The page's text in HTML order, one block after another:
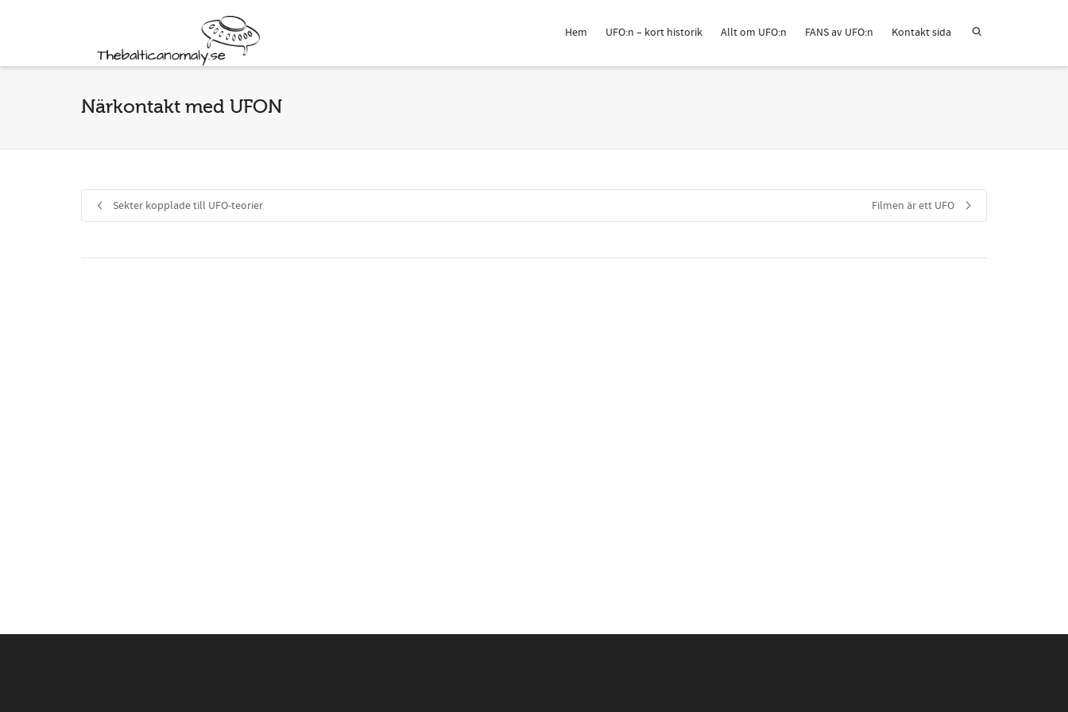
Hem UFO:n – kort historik Allt om UFO:n FANS av UFO:n Kontakt sida
Närkontakt med UFON
Sekter kopplade till UFO-teorier Filmen är ett UFO